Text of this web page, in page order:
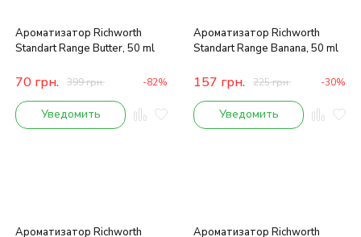
Ароматизатор Richworth
Standart Range Butter, 50 ml
70 грн. 399грн. -82%
Уведомить
Ароматизатор Richworth
Standart Range Banana, 50 ml
157 грн. 225грн. -30%
Уведомить
Ароматизатор Richworth
Ароматизатор Richworth